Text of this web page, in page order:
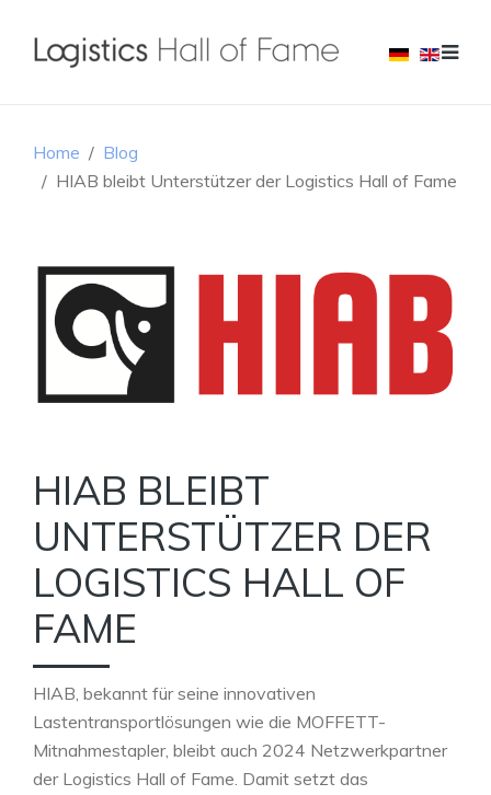
Home
Blog
HIAB bleibt Unterstützer der Logistics Hall of Fame
HIAB BLEIBT
UNTERSTÜTZER DER
LOGISTICS HALL OF
FAME
HIAB, bekannt für seine innovativen
Lastentransportlösungen wie die MOFFETT-
Mitnahmestapler, bleibt auch 2024 Netzwerkpartner
der Logistics Hall of Fame. Damit setzt das